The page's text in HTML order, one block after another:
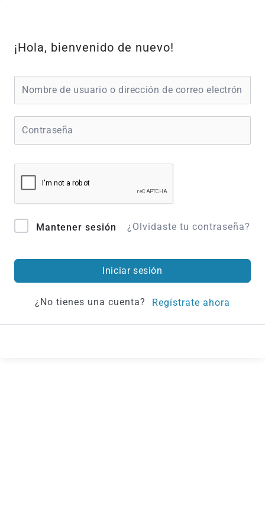
contenido
¡Hola, bienvenido de nuevo!
Mantener sesión ¿Olvidaste tu contraseña?
Iniciar sesión
¿No tienes una cuenta? Regístrate ahora